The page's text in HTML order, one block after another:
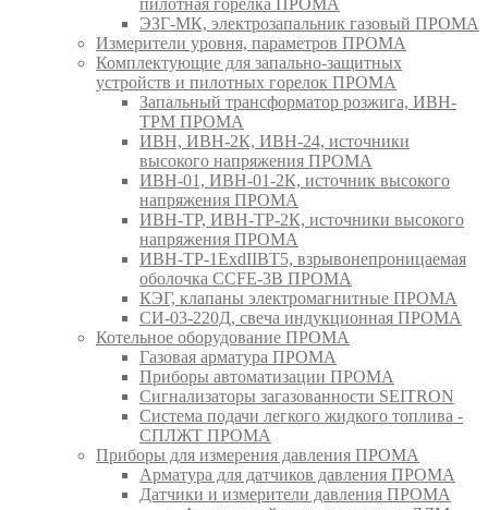
пилотная горелка ПРОМА
ЭЗГ-МК, электрозапальник газовый ПРОМА
Измерители уровня, параметров ПРОМА
Комплектующие для запально-защитных
устройств и пилотных горелок ПРОМА
Запальный трансформатор розжига, ИВН-
ТРМ ПРОМА
ИВН, ИВН-2К, ИВН-24, источники
высокого напряжения ПРОМА
ИВН-01, ИВН-01-2К, источник высокого
напряжения ПРОМА
ИВН-ТР, ИВН-ТР-2К, источники высокого
напряжения ПРОМА
ИВН-ТР-1ExdIIBT5, взрывонепроницаемая
оболочка CCFE-3B ПРОМА
КЭГ, клапаны электромагнитные ПРОМА
СИ-03-220Д, свеча индукционная ПРОМА
Котельное оборудование ПРОМА
Газовая арматура ПРОМА
Приборы автоматизации ПРОМА
Сигнализаторы загазованности SEITRON
Система подачи легкого жидкого топлива -
СПЛЖТ ПРОМА
Приборы для измерения давления ПРОМА
Арматура для датчиков давления ПРОМА
Датчики и измерители давления ПРОМА